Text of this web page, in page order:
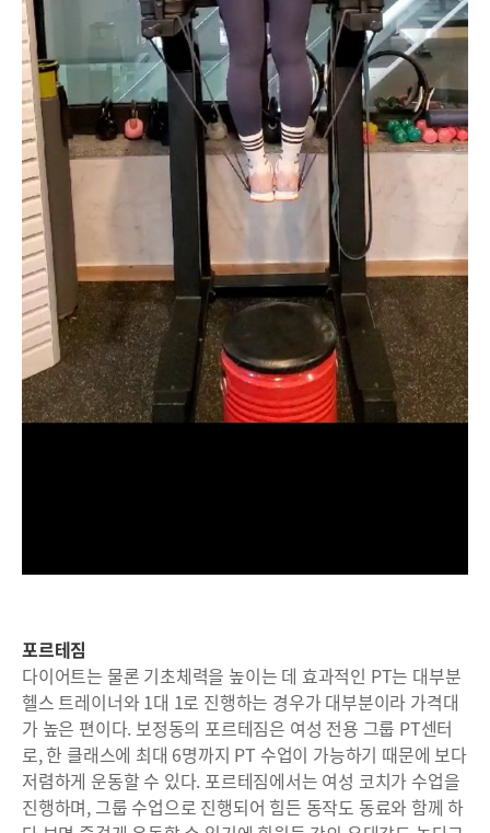
포르테짐
다이어트는 물론 기초체력을 높이는 데 효과적인 PT는 대부분
헬스 트레이너와 1대 1로 진행하는 경우가 대부분이라 가격대
가 높은 편이다. 보정동의 포르테짐은 여성 전용 그룹 PT센터
로, 한 클래스에 최대 6명까지 PT 수업이 가능하기 때문에 보다
저렴하게 운동할 수 있다. 포르테짐에서는 여성 코치가 수업을
진행하며, 그룹 수업으로 진행되어 힘든 동작도 동료와 함께 하